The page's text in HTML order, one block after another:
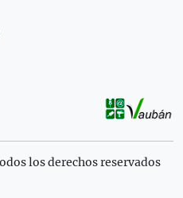
los derechos reservados